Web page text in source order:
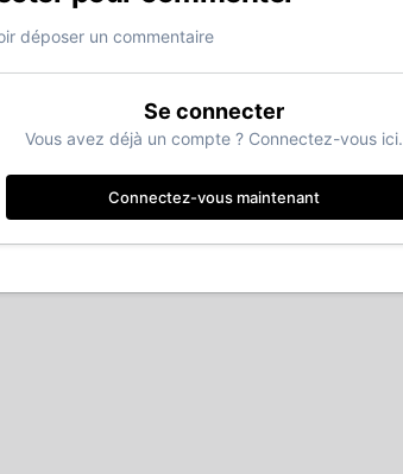
déposer un commentaire
Se connecter
Vous avez déjà un compte ? Connectez-vous ici.
Connectez-vous maintenant